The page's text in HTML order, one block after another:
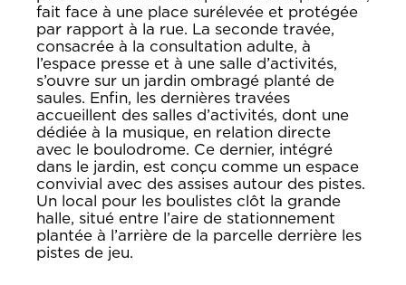
fait face à une place surélevée et protégée
par rapport à la rue. La seconde travée,
consacrée à la consultation adulte, à
l’espace presse et à une salle d’activités,
s’ouvre sur un jardin ombragé planté de
saules. Enfin, les dernières travées
accueillent des salles d’activités, dont une
dédiée à la musique, en relation directe
avec le boulodrome. Ce dernier, intégré
dans le jardin, est conçu comme un espace
convivial avec des assises autour des pistes.
Un local pour les boulistes clôt la grande
halle, situé entre l’aire de stationnement
plantée à l’arrière de la parcelle derrière les
pistes de jeu.